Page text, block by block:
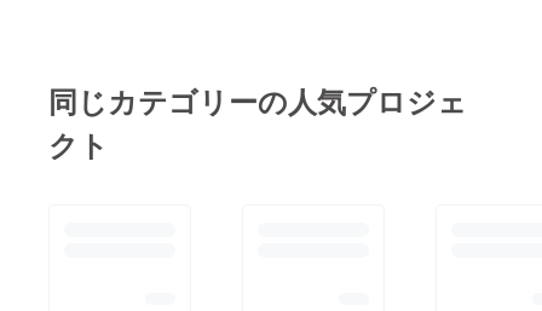
同じカテゴリーの人気プロジェ
クト